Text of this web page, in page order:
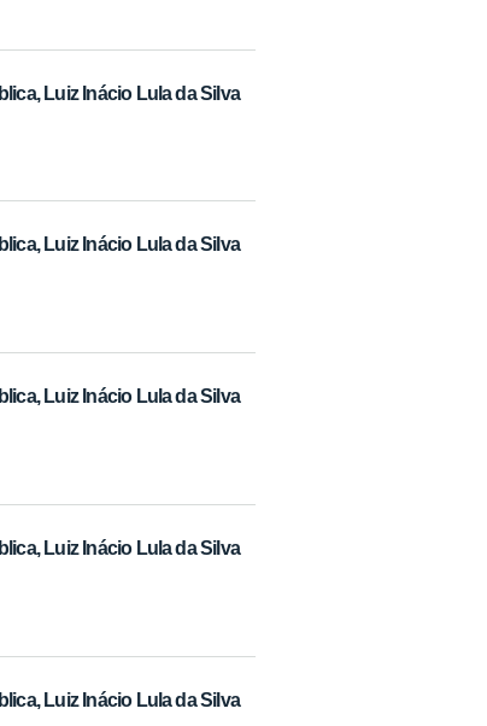
Luiz Inácio Lula da Silva
Luiz Inácio Lula da Silva
Luiz Inácio Lula da Silva
Luiz Inácio Lula da Silva
Luiz Inácio Lula da Silva